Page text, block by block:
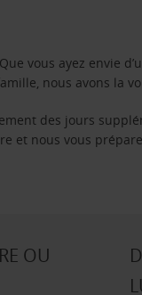
vous ayez envie
nous avons la
des jours
et nous vous
OU